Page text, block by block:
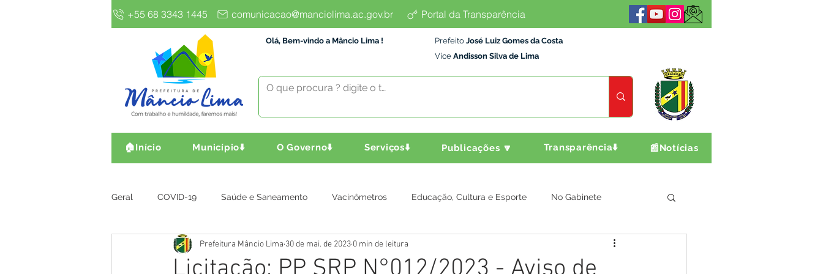
+55 68 3343 1445 comunicacao@manciolima.ac.gov.br Portal da Transparência
Olá, Bem-vindo a Mâncio Lima ! Prefeito José Luiz Gomes da Costa
Vice Andisson Silva de Lima
🏠Início Município⬇️ O Governo⬇️ Serviços⬇️ Publicações 🔽 Transparência⬇️ 📰Notícias
Geral COVID-19 Saúde e Saneamento Vacinômetros Educação, Cultura e Esporte No Gabinete
Gestão e Finanças Infra, Obra e Transporte Assistência Social Agricultura e Produção
Prefeitura Mâncio Lima 30 de mai. de 2023 0 min de leitura